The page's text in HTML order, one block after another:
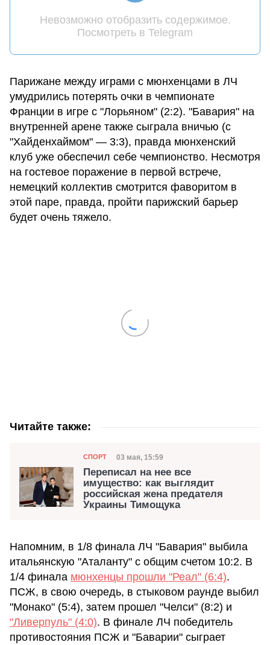
Невозможно отобразить содержимое.
Посмотреть в Telegram
Парижане между играми с мюнхенцами в ЛЧ
умудрились потерять очки в чемпионате
Франции в игре с "Лорьяном" (2:2). "Бавария" на
внутренней арене также сыграла вничью (с
"Хайденхаймом" — 3:3), правда мюнхенский
клуб уже обеспечил себе чемпионство. Несмотря
на гостевое поражение в первой встрече,
немецкий коллектив смотрится фаворитом в
этой паре, правда, пройти парижский барьер
будет очень тяжело.
Читайте также:
Категория
СПОРТ Дата публикации
03 мая, 15:59
Переписал на нее все
имущество: как выглядит
российская жена предателя
Украины Тимощука
Напомним, в 1/8 финала ЛЧ "Бавария" выбила
итальянскую "Аталанту" с общим счетом 10:2. В
1/4 финала мюнхенцы прошли "Реал" (6:4).
ПСЖ, в свою очередь, в стыковом раунде выбил
"Монако" (5:4), затем прошел "Челси" (8:2) и
"Ливерпуль" (4:0). В финале ЛЧ победитель
противостояния ПСЖ и "Баварии" сыграет